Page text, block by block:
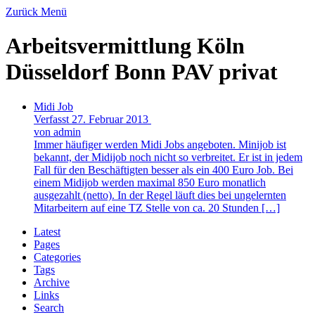
Zurück Menü
Arbeitsvermittlung Köln
Düsseldorf Bonn PAV privat
Midi Job
Verfasst 27. Februar 2013
von admin
Immer häufiger werden Midi Jobs angeboten. Minijob ist
bekannt, der Midijob noch nicht so verbreitet. Er ist in jedem
Fall für den Beschäftigten besser als ein 400 Euro Job. Bei
einem Midijob werden maximal 850 Euro monatlich
ausgezahlt (netto). In der Regel läuft dies bei ungelernten
Mitarbeitern auf eine TZ Stelle von ca. 20 Stunden […]
Latest
Pages
Categories
Tags
Archive
Links
Search